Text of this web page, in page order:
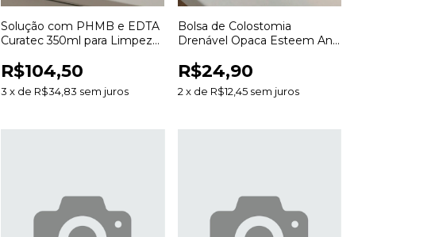
Solução com PHMB e EDTA
Curatec 350ml para Limpeza
R$104,50
3 x de R$34,83 sem juros
Bolsa de Colostomia
Drenável Opaca Esteem Anti
Estomias
R$24,90
2 x de R$12,45 sem juros